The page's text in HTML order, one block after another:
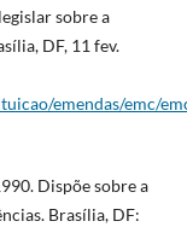
sobre a
DF, 11 fev.
emendas/emc/
Dispõe sobre a
Brasília, DF: